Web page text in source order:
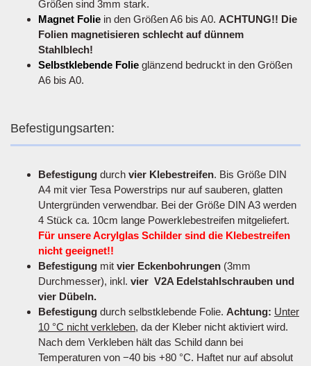
Größen sind 3mm stark.
Magnet Folie in den Größen A6 bis A0. ACHTUNG!! Die
Folien magnetisieren schlecht auf dünnem
Stahlblech!
Selbstklebende Folie glänzend bedruckt in den Größen
A6 bis A0.
Befestigungsarten:
Befestigung durch vier Klebestreifen. Bis Größe DIN
A4 mit vier Tesa Powerstrips nur auf sauberen, glatten
Untergründen verwendbar. Bei der Größe DIN A3 werden
4 Stück ca. 10cm lange Powerklebestreifen mitgeliefert.
Für unsere Acrylglas Schilder sind die Klebestreifen
nicht geeignet!!
Befestigung mit vier Eckenbohrungen (3mm
Durchmesser), inkl. vier V2A Edelstahlschrauben und
vier Dübeln.
Befestigung durch selbstklebende Folie. Achtung: Unter
10 °C nicht verkleben, da der Kleber nicht aktiviert wird.
Nach dem Verkleben hält das Schild dann bei
Temperaturen von −40 bis +80 °C. Haftet nur auf absolut